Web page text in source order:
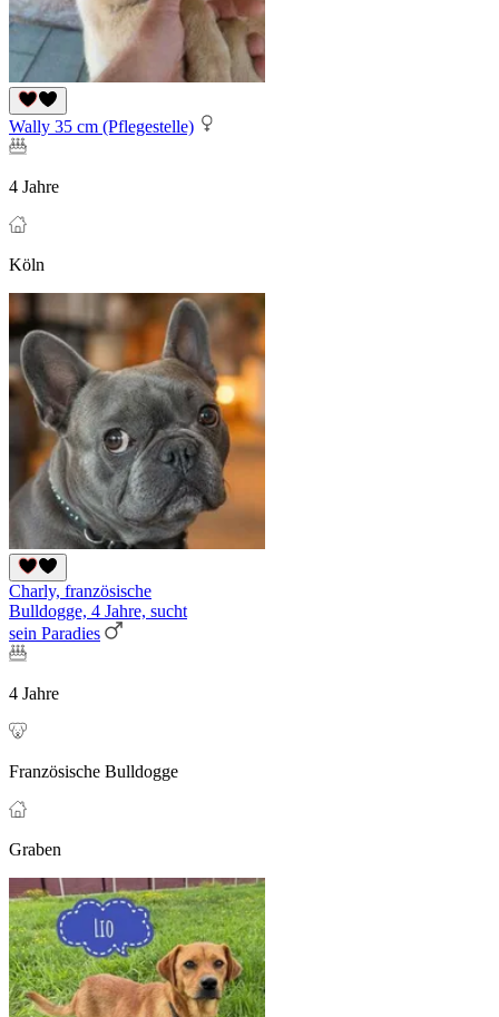
Wally 35 cm (Pflegestelle)
4 Jahre
Köln
Charly, französische
Bulldogge, 4 Jahre, sucht
sein Paradies
4 Jahre
Französische Bulldogge
Graben